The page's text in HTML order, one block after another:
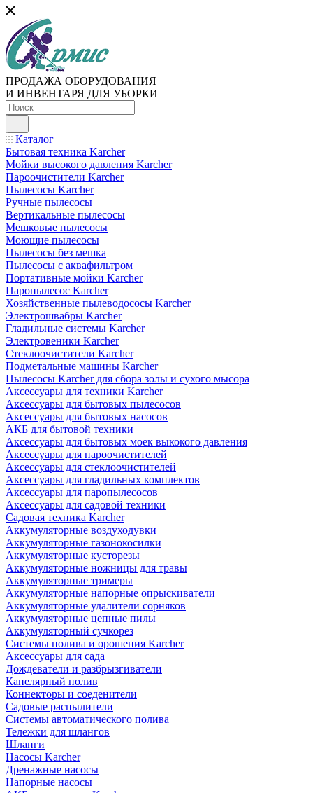
ПРОДАЖА ОБОРУДОВАНИЯ
И ИНВЕНТАРЯ ДЛЯ УБОРКИ
Каталог
Бытовая техника Karcher
Мойки высокого давления Karcher
Пароочистители Karcher
Пылесосы Karcher
Ручные пылесосы
Вертикальные пылесосы
Мешковые пылесосы
Моющие пылесосы
Пылесосы без мешка
Пылесосы с аквафильтром
Портативные мойки Karcher
Паропылесос Karcher
Хозяйственные пылеводососы Karcher
Электрошвабры Karcher
Гладильные системы Karcher
Электровеники Karcher
Стеклоочистители Karcher
Подметальные машины Karcher
Пылесосы Karcher для сбора золы и сухого мысора
Аксессуары для техники Karcher
Аксессуары для бытовых пылесосов
Аксессуары для бытовых насосов
АКБ для бытовой техники
Аксессуары для бытовых моек выкокого давления
Аксессуары для пароочистителей
Аксессуары для стеклоочистителей
Аксессуары для гладильных комплектов
Аксессуары для паропылесосов
Аксессуары для садовой техники
Садовая техника Karcher
Аккумуляторные воздуходувки
Аккумуляторные газонокосилки
Аккумуляторные кусторезы
Аккумуляторные ножницы для травы
Аккумуляторные тримеры
Аккумуляторные напорные опрыскиватели
Аккумуляторные удалители сорняков
Аккумуляторные цепные пилы
Аккумуляторный сучкорез
Системы полива и орошения Karcher
Аксессуары для сада
Дождеватели и разбрызгиватели
Капелярный полив
Коннекторы и соеденители
Садовые распылители
Системы автоматического полива
Тележки для шлангов
Шланги
Насосы Karcher
Дренажные насосы
Напорные насосы